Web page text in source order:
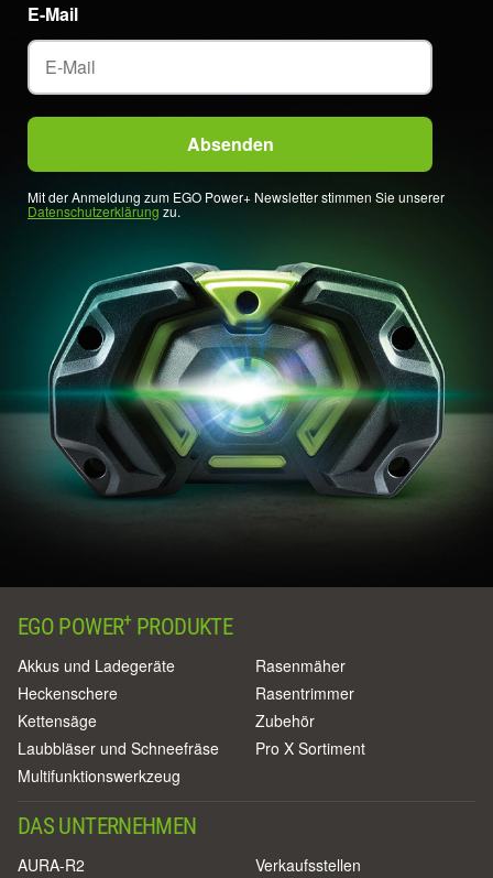
E-Mail
Mit der Anmeldung zum EGO Power+ Newsletter stimmen Sie unserer
Datenschutzerklärung zu.
EGO POWER+PRODUKTE
Akkus und Ladegeräte
Heckenschere
Kettensäge
Laubbläser und Schneefräse
Multifunktionswerkzeug
Rasenmäher
Rasentrimmer
Zubehör
Pro X Sortiment
DAS UNTERNEHMEN
AURA-R2 Verkaufsstellen